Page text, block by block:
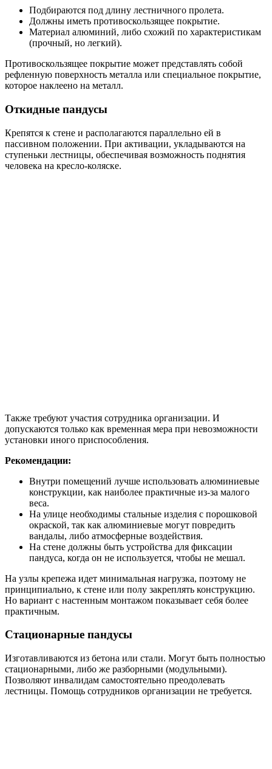
Подбираются под длину лестничного пролета.
Должны иметь противоскользящее покрытие.
Материал алюминий, либо схожий по характеристикам
(прочный, но легкий).
Противоскользящее покрытие может представлять собой
рефленную поверхность металла или специальное покрытие,
которое наклеено на металл.
Откидные пандусы
Крепятся к стене и располагаются параллельно ей в
пассивном положении. При активации, укладываются на
ступеньки лестницы, обеспечивая возможность поднятия
человека на кресло-коляске.
Также требуют участия сотрудника организации. И
допускаются только как временная мера при невозможности
установки иного приспособления.
Рекомендации:
Внутри помещений лучше использовать алюминиевые
конструкции, как наиболее практичные из-за малого
веса.
На улице необходимы стальные изделия с порошковой
окраской, так как алюминиевые могут повредить
вандалы, либо атмосферные воздействия.
На стене должны быть устройства для фиксации
пандуса, когда он не используется, чтобы не мешал.
На узлы крепежа идет минимальная нагрузка, поэтому не
принципиально, к стене или полу закреплять конструкцию.
Но вариант с настенным монтажом показывает себя более
практичным.
Стационарные пандусы
Изготавливаются из бетона или стали. Могут быть полностью
стационарными, либо же разборными (модульными).
Позволяют инвалидам самостоятельно преодолевать
лестницы. Помощь сотрудников организации не требуется.